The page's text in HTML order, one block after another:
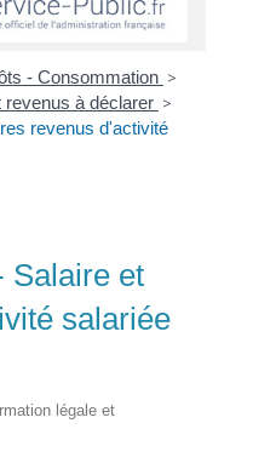
- Consommation >
revenus à déclarer >
revenus d'activité
Salaire et
salariée
légale et